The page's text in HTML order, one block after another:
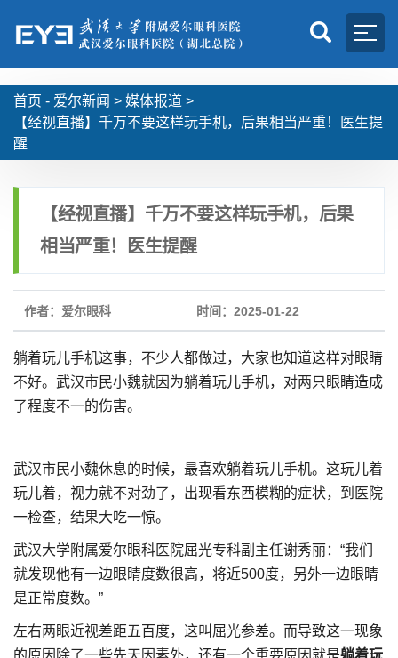
首页 - 爱尔新闻 > 媒体报道 >
【经视直播】千万不要这样玩手机，后果相当严重！医生提
醒
【经视直播】千万不要这样玩手机，后果
相当严重！医生提醒
作者：爱尔眼科 时间：2025-01-22
躺着玩儿手机这事，不少人都做过，大家也知道这样对眼睛
不好。武汉市民小魏就因为躺着玩儿手机，对两只眼睛造成
了程度不一的伤害。
武汉市民小魏休息的时候，最喜欢躺着玩儿手机。这玩儿着
玩儿着，视力就不对劲了，出现看东西模糊的症状，到医院
一检查，结果大吃一惊。
武汉大学附属爱尔眼科医院屈光专科副主任谢秀丽：“我们
就发现他有一边眼睛度数很高，将近500度，另外一边眼睛
是正常度数。”
左右两眼近视差距五百度，这叫屈光参差。而导致这一现象
的原因除了一些先天因素外，还有一个重要原因就是躺着玩